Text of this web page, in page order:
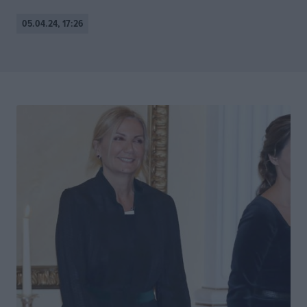
05.04.24, 17:26